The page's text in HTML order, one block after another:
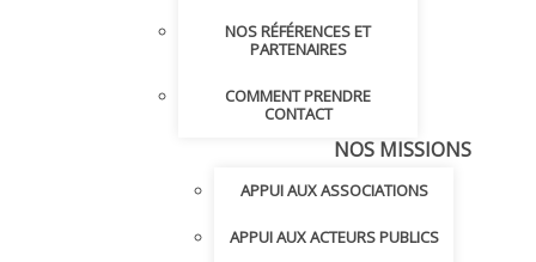
NOS RÉFÉRENCES ET
PARTENAIRES
COMMENT PRENDRE
CONTACT
NOS MISSIONS
APPUI AUX ASSOCIATIONS
APPUI AUX ACTEURS PUBLICS